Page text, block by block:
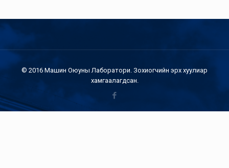
© 2016 Машин Оюуны Лаборатори. Зохиогчийн эрх хуулиар
хамгаалагдсан.